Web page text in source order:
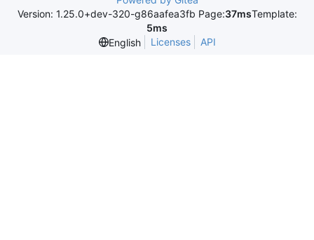
Version: 1.25.0+dev-320-g86aafea3fb Page:37msTemplate:
5ms
English
Licenses API